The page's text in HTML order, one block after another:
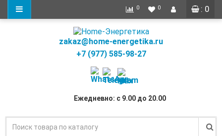
: 0
0 0
zakaz@home-energetika.ru
+7 (977) 585-98-27
Ежедневно: с 9.00 до 20.00